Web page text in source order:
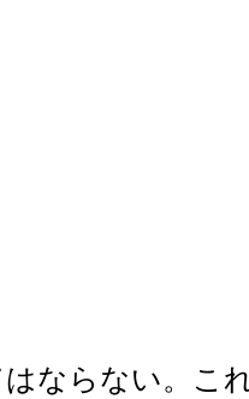
ならない。こ